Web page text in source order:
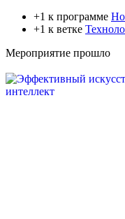
+1 к программе
+1 к ветке
Мероприятие прошло